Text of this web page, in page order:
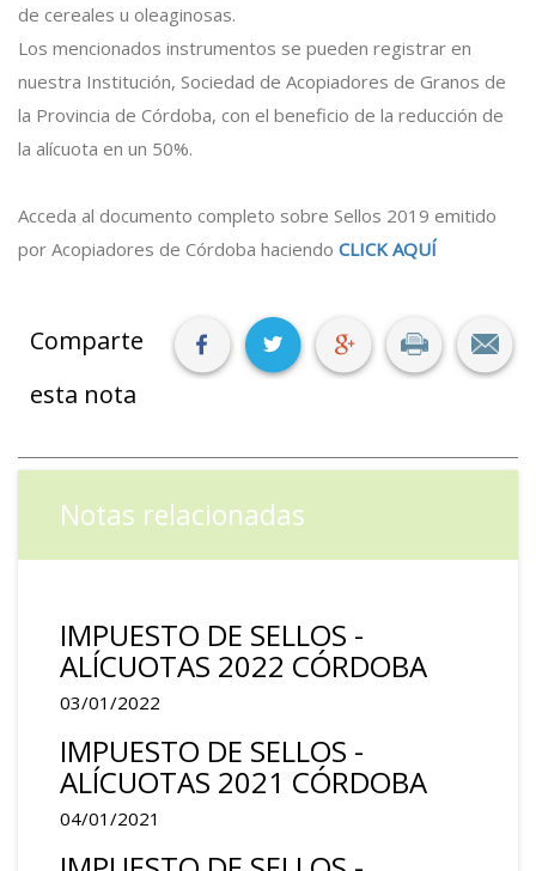
de cereales u oleaginosas.
Los mencionados instrumentos se pueden registrar en
nuestra Institución, Sociedad de Acopiadores de Granos de
la Provincia de Córdoba, con el beneficio de la reducción de
la alícuota en un 50%.
Acceda al documento completo sobre Sellos 2019 emitido
por Acopiadores de Córdoba haciendo CLICK AQUÍ
Comparte
esta nota
Notas relacionadas
IMPUESTO DE SELLOS -
ALÍCUOTAS 2022 CÓRDOBA
03/01/2022
IMPUESTO DE SELLOS -
ALÍCUOTAS 2021 CÓRDOBA
04/01/2021